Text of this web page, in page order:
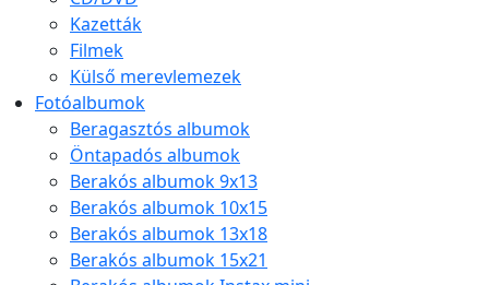
Kazetták
Filmek
Külső merevlemezek
Fotóalbumok
Beragasztós albumok
Öntapadós albumok
Berakós albumok 9x13
Berakós albumok 10x15
Berakós albumok 13x18
Berakós albumok 15x21